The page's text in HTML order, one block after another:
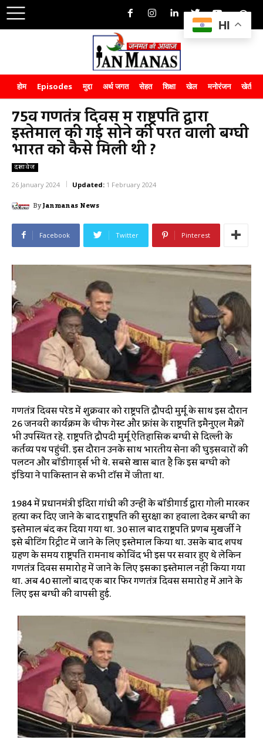
होम Episodes मुद्दा अर्थ जगत सेहत शिक्षा खेल मनोरंजन खेती-
75वें गणतंत्र दिवस में राष्ट्रपति द्वारा
इस्तेमाल की गई सोने की परत वाली बग्घी
भारत को कैसे मिली थी ?
दस्तावेज
26 January 2024 Updated: 1 February 2024
ByJanmanas News
Facebook Twitter Pinterest
गणतंत्र दिवस परेड में शुक्रवार को राष्ट्रपति द्रौपदी मुर्मू के साथ इस दौरान
26 जनवरी कार्यक्रम के चीफ गेस्ट और फ्रांस के राष्ट्रपति इमैनुएल मैक्रों
भी उपस्थित रहे. राष्ट्रपति द्रौपदी मुर्मू ऐतिहासिक बग्घी से दिल्ली के
कर्तव्य पथ पहुंचीं. इस दौरान उनके साथ भारतीय सेना की घुड़सवारों की
पलटन और बॉडीगार्ड्स भी थे. सबसे खास बात है कि इस बग्घी को
इंडिया ने पाकिस्तान से कभी टॉस में जीता था.
1984 में प्रधानमंत्री इंदिरा गांधी की उन्हीं के बॉडीगार्ड द्वारा गोली मारकर
हत्या कर दिए जाने के बाद राष्ट्रपति की सुरक्षा का हवाला देकर बग्घी का
इस्तेमाल बंद कर दिया गया था. 30 साल बाद राष्ट्रपति प्रणब मुखर्जी ने
इसे बीटिंग रिट्रीट में जाने के लिए इस्तेमाल किया था. उसके बाद शपथ
ग्रहण के समय राष्ट्रपति रामनाथ कोविंद भी इस पर सवार हुए थे लेकिन
गणतंत्र दिवस समारोह में जाने के लिए इसका इस्तेमाल नहीं किया गया
था. अब 40 सालों बाद एक बार फिर गणतंत्र दिवस समारोह में आने के
लिए इस बग्घी की वापसी हुई.
HI